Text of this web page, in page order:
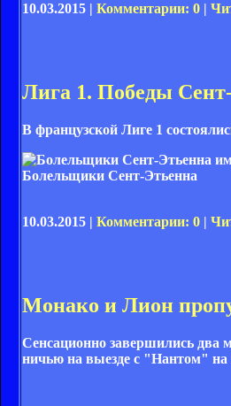
10.03.2015 | Комментарии: 0 |
Лига 1. Победы
В французской Лиге 1
Болельщики Сент-Этьенна
10.03.2015 | Комментарии: 0 |
Монако и Лион
Сенсационно завершились два
ничью на выезде с "Нантом" на